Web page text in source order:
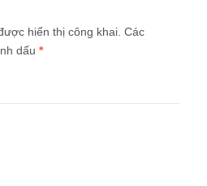
hiển thị công khai. Các
dấu *